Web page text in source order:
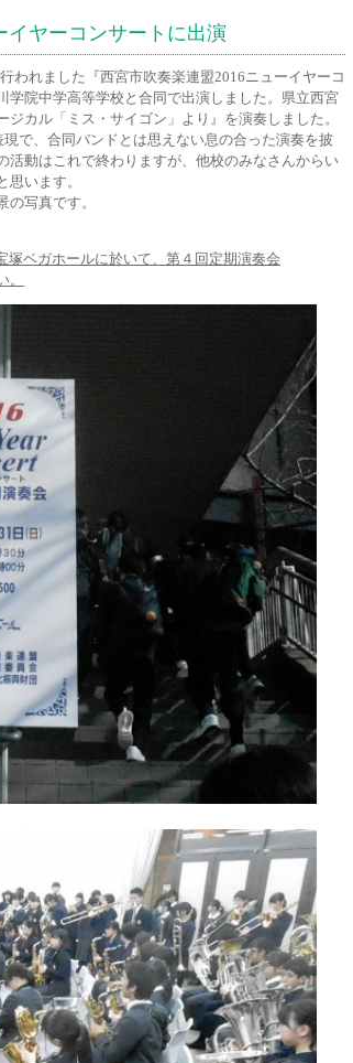
ヤーコンサートに出演
われました『西宮市吹奏楽連盟2016ニューイヤーコ
学院中学高等学校と合同で出演しました。県立西宮
カル「ミス・サイゴン」より』を演奏しました。
で、合同バンドとは思えない息の合った演奏を披
活動はこれで終わりますが、他校のみなさんからい
います。
写真です。
ベガホールに於いて、第４回定期演奏会